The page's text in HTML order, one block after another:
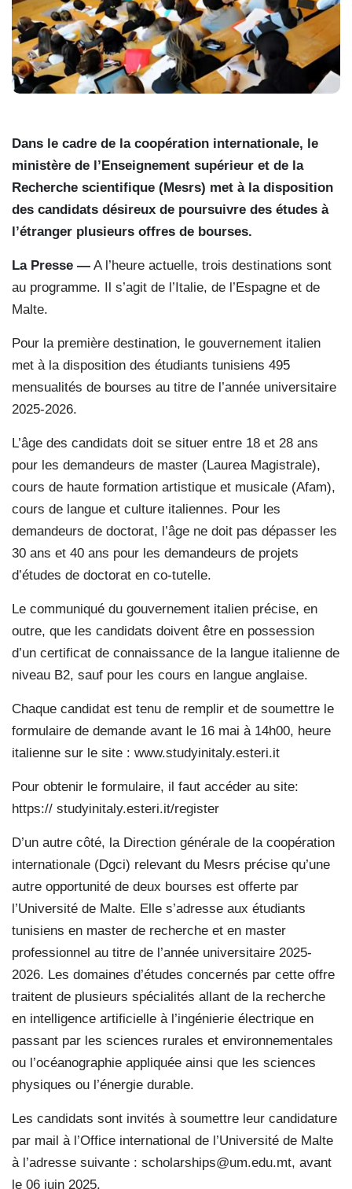
Dans le cadre de la coopération internationale, le
ministère de l’Enseignement supérieur et de la
Recherche scientifique (Mesrs) met à la disposition
des candidats désireux de poursuivre des études à
l’étranger plusieurs offres de bourses.
La Presse — A l’heure actuelle, trois destinations sont
au programme. Il s’agit de l’Italie, de l’Espagne et de
Malte.
Pour la première destination, le gouvernement italien
met à la disposition des étudiants tunisiens 495
mensualités de bourses au titre de l’année universitaire
2025-2026.
L’âge des candidats doit se situer entre 18 et 28 ans
pour les demandeurs de master (Laurea Magistrale),
cours de haute formation artistique et musicale (Afam),
cours de langue et culture italiennes. Pour les
demandeurs de doctorat, l’âge ne doit pas dépasser les
30 ans et 40 ans pour les demandeurs de projets
d’études de doctorat en co-tutelle.
Le communiqué du gouvernement italien précise, en
outre, que les candidats doivent être en possession
d’un certificat de connaissance de la langue italienne de
niveau B2, sauf pour les cours en langue anglaise.
Chaque candidat est tenu de remplir et de soumettre le
formulaire de demande avant le 16 mai à 14h00, heure
italienne sur le site : www.studyinitaly.esteri.it
Pour obtenir le formulaire, il faut accéder au site:
https:// studyinitaly.esteri.it/register
D’un autre côté, la Direction générale de la coopération
internationale (Dgci) relevant du Mesrs précise qu’une
autre opportunité de deux bourses est offerte par
l’Université de Malte. Elle s’adresse aux étudiants
tunisiens en master de recherche et en master
professionnel au titre de l’année universitaire 2025-
2026. Les domaines d’études concernés par cette offre
traitent de plusieurs spécialités allant de la recherche
en intelligence artificielle à l’ingénierie électrique en
passant par les sciences rurales et environnementales
ou l’océanographie appliquée ainsi que les sciences
physiques ou l’énergie durable.
Les candidats sont invités à soumettre leur candidature
par mail à l’Office international de l’Université de Malte
à l’adresse suivante : scholarships@um.edu.mt, avant
le 06 juin 2025.